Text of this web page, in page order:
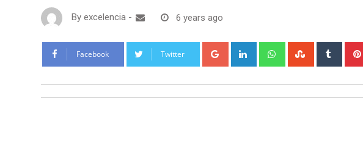
By excelencia - 6 years ago
Facebook Twitter Google+ LinkedIn WhatsappStumbleUpon
Tumblr